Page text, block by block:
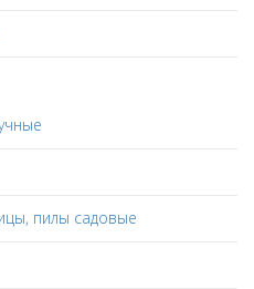
пилы садовые